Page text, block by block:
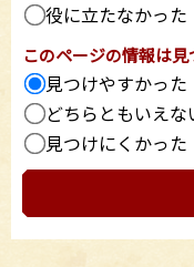
役に立たなかった
このページの情報は
見つけやすかった
どちらともいえな
見つけにくかった